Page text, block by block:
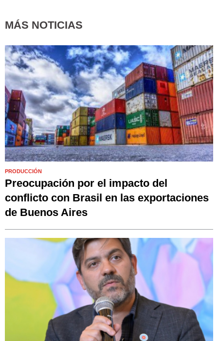
MÁS NOTICIAS
PRODUCCIÓN
Preocupación por el impacto del
conflicto con Brasil en las exportaciones
de Buenos Aires